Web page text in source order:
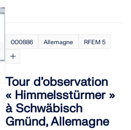
000886 Allemagne RFEM 5
Tour d’observation
« Himmelsstürmer »
à Schwäbisch
Gmünd, Allemagne